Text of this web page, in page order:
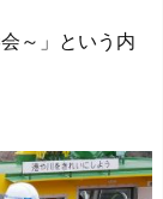
～」という内